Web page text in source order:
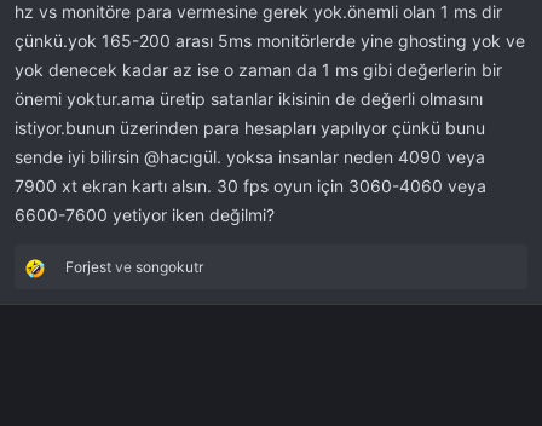
hz vs monitöre para vermesine gerek yok.önemli olan 1 ms dir
çünkü.yok 165-200 arası 5ms monitörlerde yine ghosting yok ve
yok denecek kadar az ise o zaman da 1 ms gibi değerlerin bir
önemi yoktur.ama üretip satanlar ikisinin de değerli olmasını
istiyor.bunun üzerinden para hesapları yapılıyor çünkü bunu
sende iyi bilirsin @hacıgül. yoksa insanlar neden 4090 veya
7900 xt ekran kartı alsın. 30 fps oyun için 3060-4060 veya
6600-7600 yetiyor iken değilmi?
R
Forjest ve songokutr